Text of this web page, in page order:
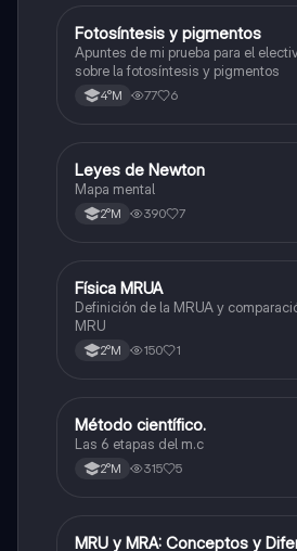
Biología
Fotosíntesis y pigmentos
Apuntes de mi prueba para el
sobre la fotosíntesis y pigmentos
4°M 77 6
Física
Leyes de Newton
Mapa mental
2°M 390 7
Física
Física MRUA
Definición de la MRUA y
MRU
2°M 150 1
Física
Método científico.
Las 6 etapas del m.c
2°M 315 5
Física
MRU y MRA: Conceptos y